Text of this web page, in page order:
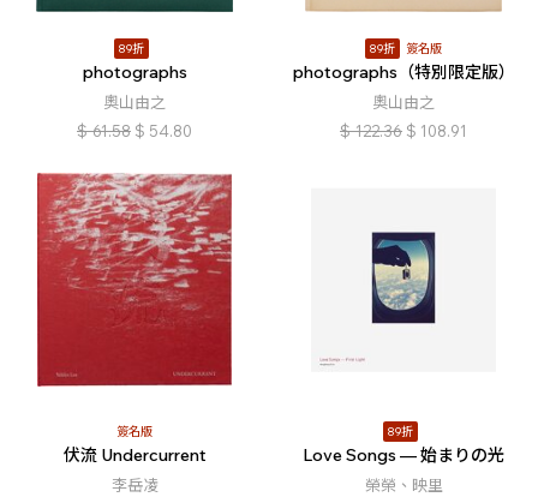
89折
photographs
奧山由之
$ 61.58 $ 54.80
89折 簽名版
photographs（特別限定版）
奧山由之
$ 122.36 $ 108.91
簽名版
伏流 Undercurrent
李岳凌
89折
Love Songs — 始まりの光
榮榮、映里